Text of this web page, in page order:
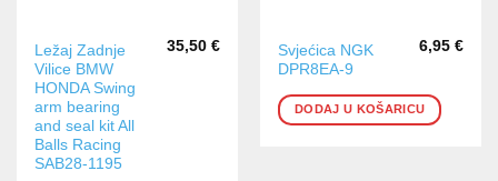
Ležaj Zadnje
Vilice BMW
HONDA Swing
arm bearing
and seal kit All
Balls Racing
SAB28-1195
35,50 €
Svjećica NGK
DPR8EA-9
6,95 €
DODAJ U KOŠARICU